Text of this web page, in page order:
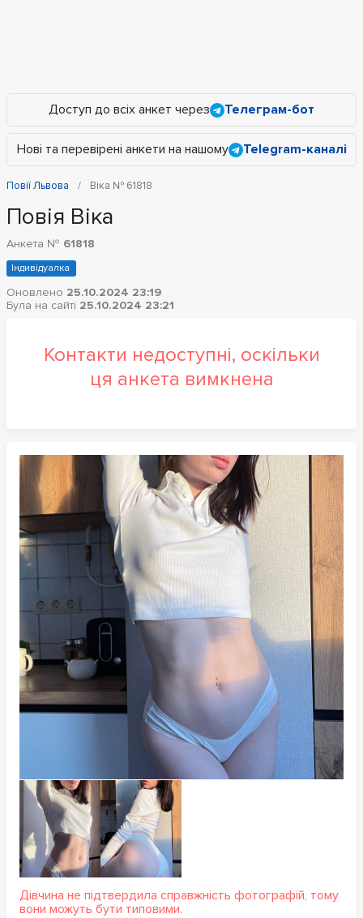
Доступ до всіх анкет через Телеграм-бот
Нові та перевірені анкети на нашому Telegram-каналі
Повії Львова Віка № 61818
Повія Віка
Анкета № 61818
Індивідуалка
Оновлено 25.10.2024 23:19
Була на сайті 25.10.2024 23:21
Контакти недоступні, оскільки
ця анкета вимкнена
Дівчина не підтвердила справжність фотографій, тому
вони можуть бути типовими.